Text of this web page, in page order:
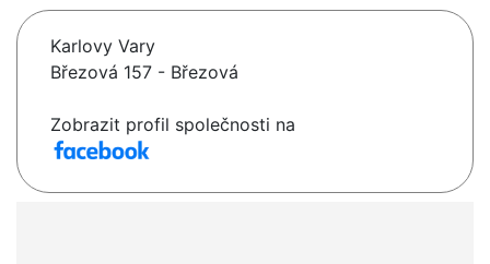
Karlovy Vary
Březová 157 - Březová
Zobrazit profil společnosti na